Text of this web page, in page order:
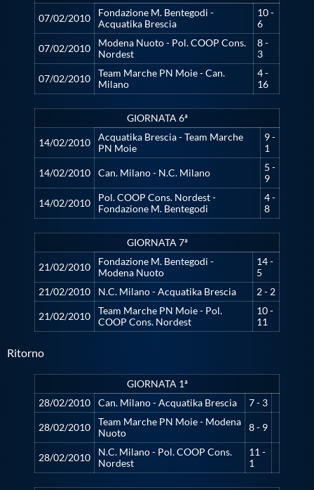
Privacy
Cookie Policy
Archivio News
Flash News
Galleria fotografica
Intranet
Webmail
Contatti
Mappa del sito
07/02/2010
Fondazione M. Bentegodi -
Acquatika Brescia
10 -
6
07/02/2010
Modena Nuoto - Pol. COOP Cons.
Nordest
8 -
3
07/02/2010
Team Marche PN Moie - Can.
Milano
4 -
16
GIORNATA 6ª
14/02/2010
Acquatika Brescia - Team Marche
PN Moie
9 -
1
14/02/2010 Can. Milano - N.C. Milano
5 -
9
14/02/2010
Pol. COOP Cons. Nordest -
Fondazione M. Bentegodi
4 -
8
GIORNATA 7ª
21/02/2010
Fondazione M. Bentegodi -
Modena Nuoto
14 -
5
21/02/2010
N.C. Milano - Acquatika Brescia 2 - 2
21/02/2010
Team Marche PN Moie - Pol.
COOP Cons. Nordest
10 -
11
Ritorno
GIORNATA 1ª
28/02/2010
Can. Milano - Acquatika Brescia 7 - 3
28/02/2010
Team Marche PN Moie - Modena
Nuoto
8 - 9
28/02/2010
N.C. Milano - Pol. COOP Cons.
Nordest
11 -
1